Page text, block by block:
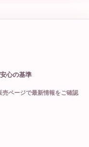
安心の基準
ページで最新情報をご確認